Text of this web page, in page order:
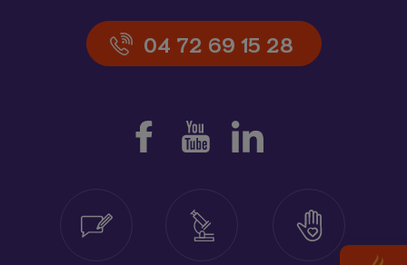
04 72 69 15 28